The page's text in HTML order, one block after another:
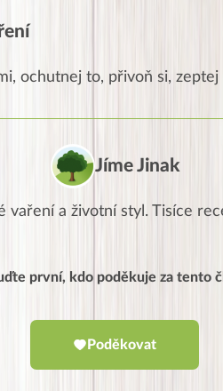
ochutnej to, přivoň si, zeptej
Jíme Jinak
vaření a životní styl. Tisíce
první, kdo poděkuje za tento
Poděkovat